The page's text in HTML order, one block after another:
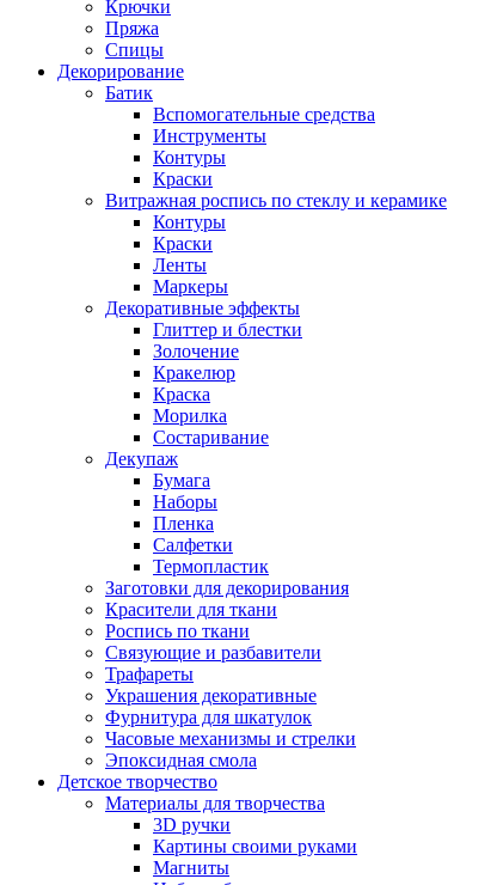
Крючки
Пряжа
Спицы
Декорирование
Батик
Вспомогательные средства
Инструменты
Контуры
Краски
Витражная роспись по стеклу и керамике
Контуры
Краски
Ленты
Маркеры
Декоративные эффекты
Глиттер и блестки
Золочение
Кракелюр
Краска
Морилка
Состаривание
Декупаж
Бумага
Наборы
Пленка
Салфетки
Термопластик
Заготовки для декорирования
Красители для ткани
Роспись по ткани
Связующие и разбавители
Трафареты
Украшения декоративные
Фурнитура для шкатулок
Часовые механизмы и стрелки
Эпоксидная смола
Детское творчество
Материалы для творчества
3D ручки
Картины своими руками
Магниты